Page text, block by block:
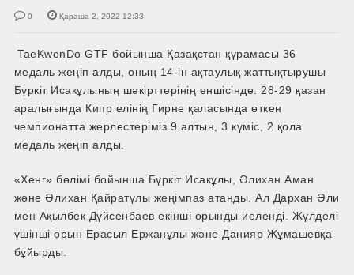
0 Қараша 2, 2022 12:33
TaeKwonDo GTF бойынша Қазақстан құрамасы 36
медаль жеңіп алды, оның 14-ін ақтаулық жаттықтырушы
Бүркіт Исакұлының шәкірттерінің еншісінде. 28-29 қазан
аралығында Кипр елінің Гирне қаласында өткен
чемпионатта жерлестеріміз 9 алтын, 3 күміс, 2 қола
медаль жеңіп алды.
«Хенг» бөлімі бойынша Бүркіт Исакұлы, Әлихан Аман
және Әлихан Қайратұлы жеңімпаз атанды. Ал Дархан Әли
мен Ақылбек Дүйсенбаев екінші орынды иеленді. Жүлделі
үшінші орын Ерасыл Ержанұлы және Данияр Жұмашевқа
бұйырды.